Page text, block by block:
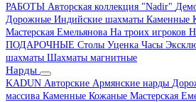
РАБОТЫ Авторская коллекция "Nadir"
Дорожные Индийские шахматы Каменные
Мастерская Емельянова На троих игроков
ПОДАРОЧНЫЕ Столы Уценка Часы
шахматы Шахматы магнитные
Нарды
KADUN Авторские Армянские нарды
массива Каменные Кожаные Мастерская